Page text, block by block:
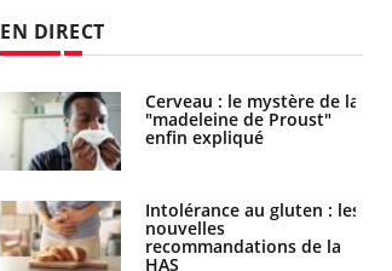
EN DIRECT
Le décalage des horaires
d'été : quel impact sur le
sommeil ?
Grossesse : ces polluants
pourraient influencer le
poids des enfants